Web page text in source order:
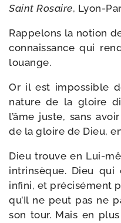
Saint Rosaire, Lyon-​
Rappelons la notion
connais­sance qui
louange.
Or il est impos­sible
nature de la gloire
l’âme juste, sans
de la gloire de Dieu,
Dieu trouve en Lui-​
intrin­sèque. Dieu qui
infi­ni, et pré­ci­sé­ment
qu’Il ne peut pas ne
son tour. Mais en